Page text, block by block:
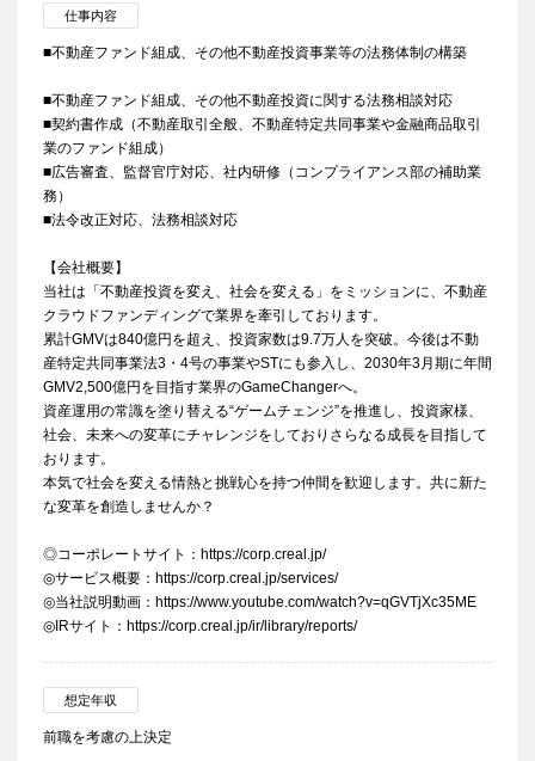
仕事内容
■不動産ファンド組成、その他不動産投資事業等の法務体制の構築
■不動産ファンド組成、その他不動産投資に関する法務相談対応
■契約書作成（不動産取引全般、不動産特定共同事業や金融商品取引
業のファンド組成）
■広告審査、監督官庁対応、社内研修（コンプライアンス部の補助業
務）
■法令改正対応、法務相談対応
【会社概要】
当社は「不動産投資を変え、社会を変える」をミッションに、不動産
クラウドファンディングで業界を牽引しております。
累計GMVは840億円を超え、投資家数は9.7万人を突破。今後は不動
産特定共同事業法3・4号の事業やSTにも参入し、2030年3月期に年間
GMV2,500億円を目指す業界のGameChangerへ。
資産運用の常識を塗り替える“ゲームチェンジ”を推進し、投資家様、
社会、未来への変革にチャレンジをしておりさらなる成長を目指して
おります。
本気で社会を変える情熱と挑戦心を持つ仲間を歓迎します。共に新た
な変革を創造しませんか？
◎コーポレートサイト：https://corp.creal.jp/
◎サービス概要：https://corp.creal.jp/services/
◎当社説明動画：https://www.youtube.com/watch?v=qGVTjXc35ME
◎IRサイト：https://corp.creal.jp/ir/library/reports/
想定年収
前職を考慮の上決定